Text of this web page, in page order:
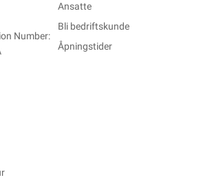
Number:
Ansatte
Bli bedriftskunde
Åpningstider